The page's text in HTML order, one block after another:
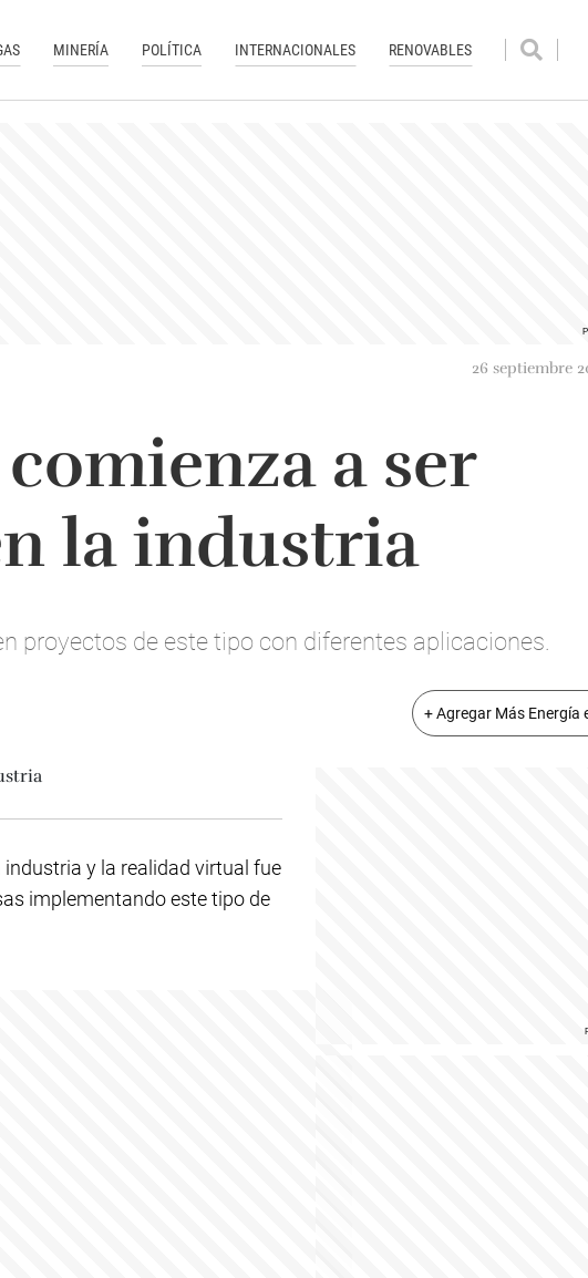
MINERÍA POLÍTICA INTERNACIONALES RENOVABLES
26 septiembre
a ser
la industria
proyectos de este tipo con diferentes aplicaciones.
+ Agregar Más Energía
y la realidad virtual fue
implementando este tipo de